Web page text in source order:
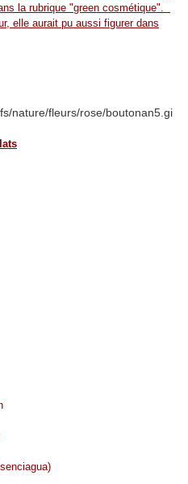
la rubrique "green cosmétique".
elle aurait pu aussi figurer dans